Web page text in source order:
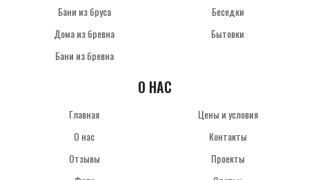
Бани из бруса
Дома из бревна
Бани из бревна
Беседки
Бытовки
О НАС
Главная
О нас
Отзывы
Цены и условия
Контакты
Проекты